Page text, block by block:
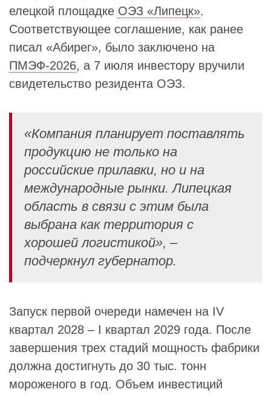
елецкой площадке ОЭЗ «Липецк».
Соответствующее соглашение, как ранее
писал «Абирег», было заключено на
ПМЭФ‑2026, а 7 июля инвестору вручили
свидетельство резидента ОЭЗ.
«Компания планирует поставлять
продукцию не только на
российские прилавки, но и на
международные рынки. Липецкая
область в связи с этим была
выбрана как территория с
хорошей логистикой», –
подчеркнул губернатор.
Запуск первой очереди намечен на IV
квартал 2028 – I квартал 2029 года. После
завершения трех стадий мощность фабрики
должна достигнуть до 30 тыс. тонн
мороженого в год. Объем инвестиций